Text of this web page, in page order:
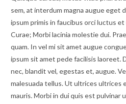
sem, at interdum magna augue eget
ipsum primis in faucibus orci luctus
Curae; Morbi lacinia molestie dui.
quam. In vel mi sit amet augue
ipsum sit amet pede facilisis laoreet.
nec, blandit vel, egestas et, augue.
malesuada tellus. Ut ultrices ultrices
mauris. Morbi in dui quis est pulvinar